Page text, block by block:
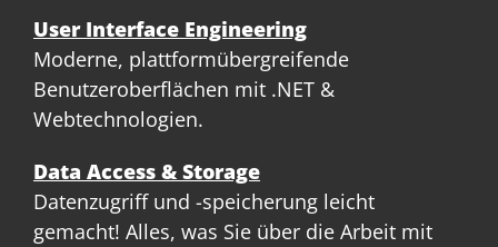
User Interface Engineering
Moderne, plattformübergreifende
Benutzeroberflächen mit .NET &
Webtechnologien.
Data Access & Storage
Datenzugriff und -speicherung leicht
gemacht! Alles, was Sie über die Arbeit mit